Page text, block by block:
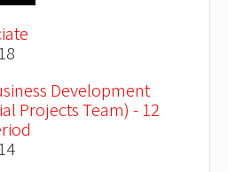
Development
Projects Team) - 12